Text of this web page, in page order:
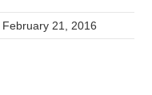
February 21, 2016